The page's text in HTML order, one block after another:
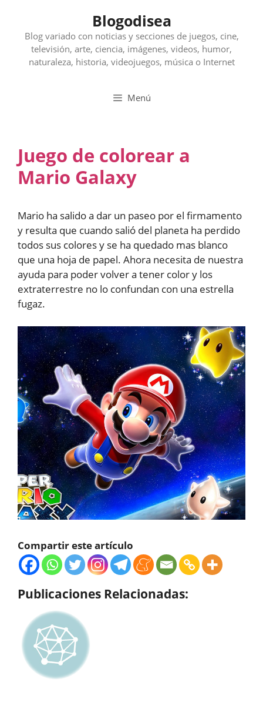
contenido
Blogodisea
Blog variado con noticias y secciones de juegos, cine,
televisión, arte, ciencia, imágenes, videos, humor,
naturaleza, historia, videojuegos, música o Internet
Menú
Juego de colorear a
Mario Galaxy
Mario ha salido a dar un paseo por el firmamento
y resulta que cuando salió del planeta ha perdido
todos sus colores y se ha quedado mas blanco
que una hoja de papel. Ahora necesita de nuestra
ayuda para poder volver a tener color y los
extraterrestre no lo confundan con una estrella
fugaz.
Compartir este artículo
Publicaciones Relacionadas: